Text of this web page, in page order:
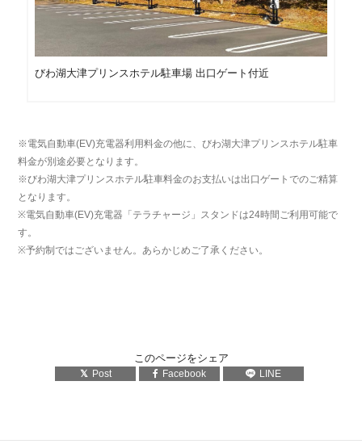
びわ湖大津プリンスホテル駐車場 出口ゲート付近
※電気自動車(EV)充電器利用料金の他に、びわ湖大津プリンスホテル駐車
料金が別途必要となります。
※びわ湖大津プリンスホテル駐車料金のお支払いは出口ゲートでのご精算
となります。
※電気自動車(EV)充電器「テラチャージ」スタンドは24時間ご利用可能で
す。
※予約制ではございません。あらかじめご了承ください。
このページをシェア
Post Facebook LINE